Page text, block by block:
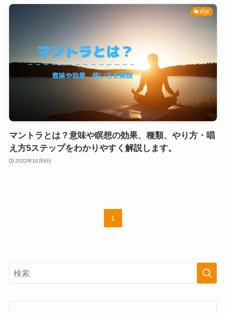
瞑想
マントラとは？意味や瞑想の効果、種類、やり方・唱
え方5ステップをわかりやすく解説します。
2022年10月8日
1